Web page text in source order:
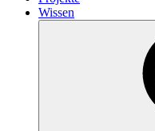
Wissen